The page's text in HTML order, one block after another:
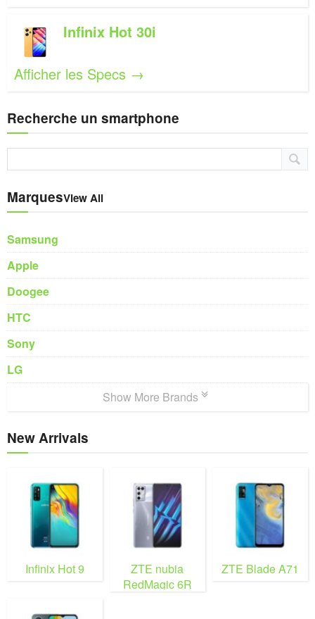
Infinix Hot 30i
Afficher les Specs →
Recherche un smartphone
MarquesView All
Samsung
Apple
Doogee
HTC
Sony
LG
Show More Brands
New Arrivals
Infinix Hot 9
ZTE nubia
RedMagic 6R
ZTE Blade A71